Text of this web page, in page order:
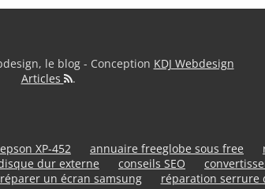
le blog - Conception KDJ Webdesign
Articles
.
XP-452 annuaire freeglobe sous free
dur externe conseils SEO
réparer un écran samsung réparation serrure